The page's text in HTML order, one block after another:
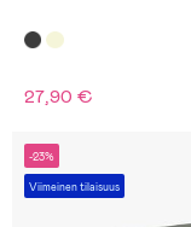
27,90 €
-23%
Viimeinen tilaisuus